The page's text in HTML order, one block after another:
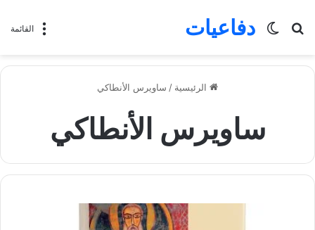
القائمة دفاعيات
بحث
الوضع
الرئيسية / ساويرس الأنطاكي
ساويرس الأنطاكي